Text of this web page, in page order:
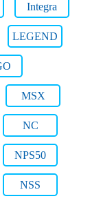
Integra
LEGEND
MSX
NC
NPS50
NSS